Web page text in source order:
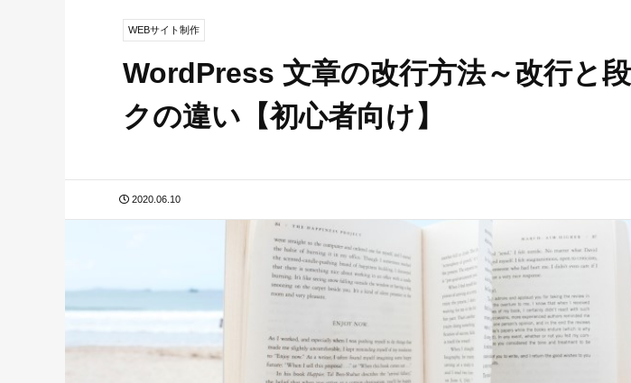
WEBサイト制作
WordPress 文章の改行方法～改行と
クの違い【初心者向け】
2020.06.10